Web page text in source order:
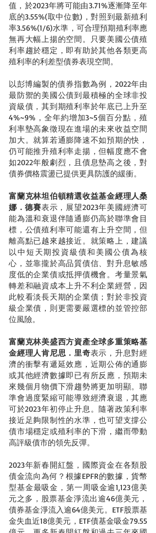
值，於2023年將可能由3.71%逐漸降至年
底的3.55%(取中位數)，對照到最新殖利
率3.56%(1/6)水準，可合理預期殖利率應
無再大幅上揚的空間。只要美國公債殖
利率趨於穩定，即有助於其他各類更高
殖利率的利差型債券表現空間。
以彭博編製的債券指數為例，2022年由
最防禦的美國公債到最積極的全球非投
資級債，其到期殖利率於年底已上升至
4%~9%，全年約增加3~5個百分點，殖
利率墊高象徵現在進場的未來收益空間
加大。就算若通膨降速不如預期的快，
仍可能推升殖利率走揚，但幅度應不會
如2022年般劇烈，且債息墊高之後，對
債券價格震盪已提供更具防護的緩衝。
富蘭克林坦伯頓精選收益基金經理人桑
娜．德賽表示，展望2023年美國經濟可
能為溫和衰退伴隨通膨仍高於聯準會目
標，公債殖利率可能還有上升空間，但
離高點已越來越接近。就策略上，建議
以中短天期投資級債和美國公債為核
心，並靠攏於高品質債信、對升息敏感
度低的企業債或抵押債機會。考量景氣
轉差和融資成本上升不利企業經營，因
此較看淡長天期的企業債；對於非投資
級企業債，則更需要嚴選標的並管控部
位風險。
富蘭克林美盛西方資產全球多重策略基
金經理人肯尼思．里奇表示，升息對經
濟的衝擊有遞延效應，近期公佈的通膨
或其他經濟數據即已有所反應，預期未
來幾個月物價下滑趨勢將更加明顯。聯
準會過度緊縮可能導致經濟衰退，其應
可於2023年初停止升息。隨著政策利率
接近足夠限制性的水準，也可望支撐公
債市場穩定或殖利率的下滑，繼而帶動
高評級債市的領先反彈。
2023年新春開紅盤，國際資金在各類股
債金流向為何？根據EPFR的數據，貨幣
型基金最吸金，第一周吸金逾1,123億美
元之多，股票基金淨流出逾46億美元，
債券基金淨流入逾64億美元。ETF股票基
金失血近18億美元，ETF債基金吸金79.55